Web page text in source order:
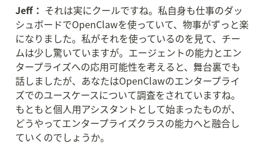
Jeff： それは実にクールですね。私自身も仕事のダッ
シュボードでOpenClawを使っていて、物事がずっと楽
になりました。私がそれを使っているのを見て、チー
ムは少し驚いていますが。エージェントの能力とエン
タープライズへの応用可能性を考えると、舞台裏でも
話しましたが、あなたはOpenClawのエンタープライ
ズでのユースケースについて調査をされていますね。
もともと個人用アシスタントとして始まったものが、
どうやってエンタープライズクラスの能力へと融合し
ていくのでしょうか。